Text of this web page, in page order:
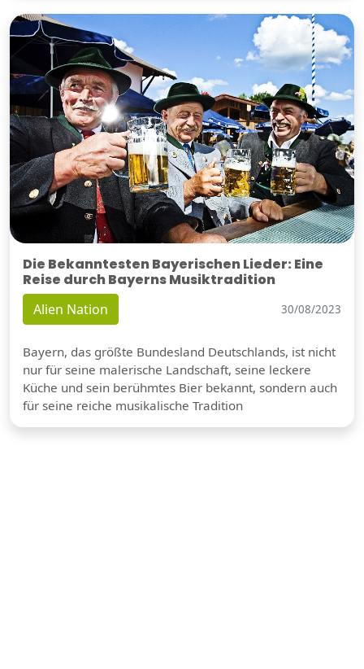
Die Bekanntesten Bayerischen Lieder: Eine
Reise durch Bayerns Musiktradition
Alien Nation 30/08/2023
Bayern, das größte Bundesland Deutschlands, ist nicht
nur für seine malerische Landschaft, seine leckere
Küche und sein berühmtes Bier bekannt, sondern auch
für seine reiche musikalische Tradition